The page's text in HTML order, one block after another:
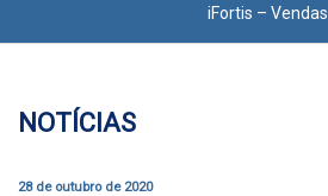
iFortis – Vendas
NOTÍCIAS
28 de outubro de 2020